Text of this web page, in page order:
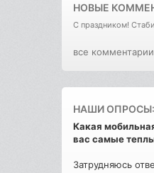
НОВЫЕ
С праздником!
все комментарии
НАШИ ОПРОСЫ:
Какая
вас самые
Затрудняюсь